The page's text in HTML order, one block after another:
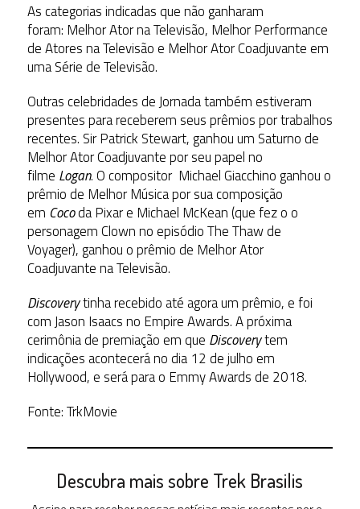
As categorias indicadas que não ganharam
foram: Melhor Ator na Televisão, Melhor Performance
de Atores na Televisão e Melhor Ator Coadjuvante em
uma Série de Televisão.
Outras celebridades de Jornada também estiveram
presentes para receberem seus prêmios por trabalhos
recentes. Sir Patrick Stewart, ganhou um Saturno de
Melhor Ator Coadjuvante por seu papel no
filme Logan. O compositor Michael Giacchino ganhou o
prêmio de Melhor Música por sua composição
em Cocoda Pixar e Michael McKean (que fez o o
personagem Clown no episódio The Thaw de
Voyager), ganhou o prêmio de Melhor Ator
Coadjuvante na Televisão.
Discoverytinha recebido até agora um prêmio, e foi
com Jason Isaacs no Empire Awards. A próxima
cerimônia de premiação em que Discoverytem
indicações acontecerá no dia 12 de julho em
Hollywood, e será para o Emmy Awards de 2018.
Fonte: TrkMovie
Descubra mais sobre Trek Brasilis